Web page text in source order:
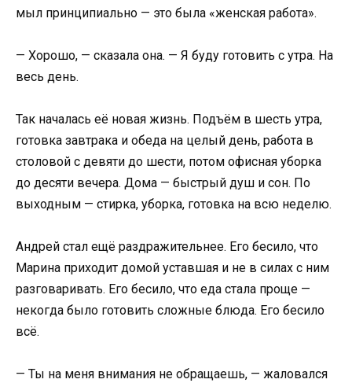
мыл принципиально — это была «женская работа».
— Хорошо, — сказала она. — Я буду готовить с утра. На
весь день.
Так началась её новая жизнь. Подъём в шесть утра,
готовка завтрака и обеда на целый день, работа в
столовой с девяти до шести, потом офисная уборка
до десяти вечера. Дома — быстрый душ и сон. По
выходным — стирка, уборка, готовка на всю неделю.
Андрей стал ещё раздражительнее. Его бесило, что
Марина приходит домой уставшая и не в силах с ним
разговаривать. Его бесило, что еда стала проще —
некогда было готовить сложные блюда. Его бесило
всё.
— Ты на меня внимания не обращаешь, — жаловался